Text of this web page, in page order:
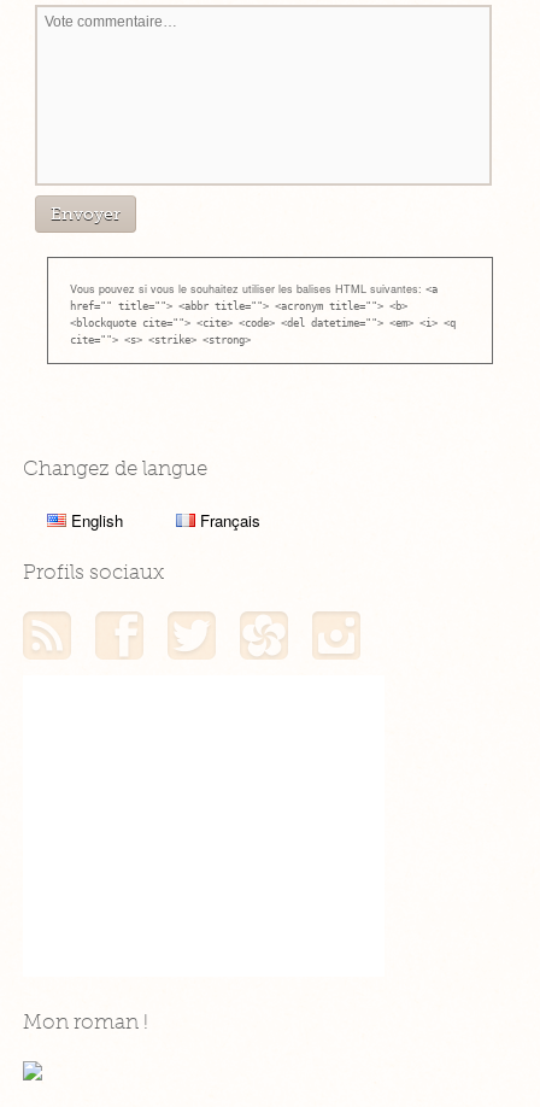
Vous pouvez si vous le souhaitez utiliser les balises HTML suivantes: <a
href="" title=""> <abbr title=""> <acronym title=""> <b>
<blockquote cite=""> <cite> <code> <del datetime=""> <em> <i> <q
cite=""> <s> <strike> <strong>
Changez de langue
English Français
Profils sociaux
Mon flux RSSMon profil Facebook
Mon profil TwitterMon profil Hellocoton
Mon roman !